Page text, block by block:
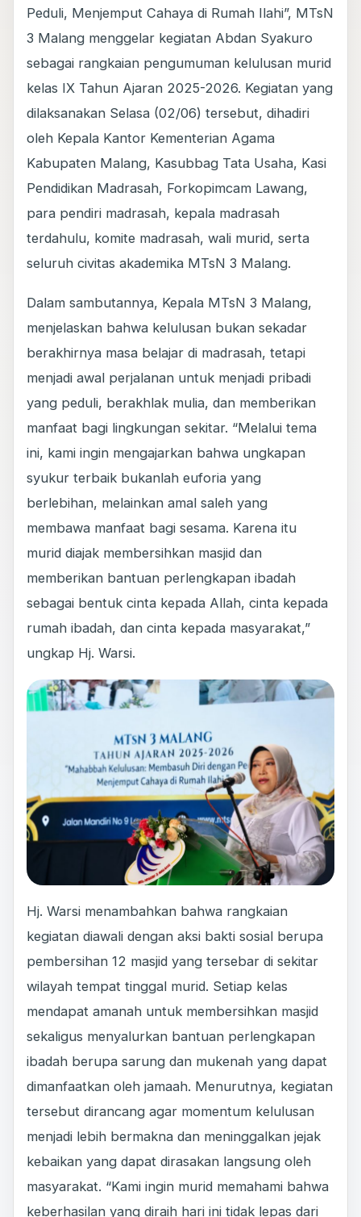
Peduli, Menjemput Cahaya di Rumah Ilahi”, MTsN
3 Malang menggelar kegiatan Abdan Syakuro
sebagai rangkaian pengumuman kelulusan murid
kelas IX Tahun Ajaran 2025-2026. Kegiatan yang
dilaksanakan Selasa (02/06) tersebut, dihadiri
oleh Kepala Kantor Kementerian Agama
Kabupaten Malang, Kasubbag Tata Usaha, Kasi
Pendidikan Madrasah, Forkopimcam Lawang,
para pendiri madrasah, kepala madrasah
terdahulu, komite madrasah, wali murid, serta
seluruh civitas akademika MTsN 3 Malang.
Dalam sambutannya, Kepala MTsN 3 Malang,
menjelaskan bahwa kelulusan bukan sekadar
berakhirnya masa belajar di madrasah, tetapi
menjadi awal perjalanan untuk menjadi pribadi
yang peduli, berakhlak mulia, dan memberikan
manfaat bagi lingkungan sekitar. “Melalui tema
ini, kami ingin mengajarkan bahwa ungkapan
syukur terbaik bukanlah euforia yang
berlebihan, melainkan amal saleh yang
membawa manfaat bagi sesama. Karena itu
murid diajak membersihkan masjid dan
memberikan bantuan perlengkapan ibadah
sebagai bentuk cinta kepada Allah, cinta kepada
rumah ibadah, dan cinta kepada masyarakat,”
ungkap Hj. Warsi.
Hj. Warsi menambahkan bahwa rangkaian
kegiatan diawali dengan aksi bakti sosial berupa
pembersihan 12 masjid yang tersebar di sekitar
wilayah tempat tinggal murid. Setiap kelas
mendapat amanah untuk membersihkan masjid
sekaligus menyalurkan bantuan perlengkapan
ibadah berupa sarung dan mukenah yang dapat
dimanfaatkan oleh jamaah. Menurutnya, kegiatan
tersebut dirancang agar momentum kelulusan
menjadi lebih bermakna dan meninggalkan jejak
kebaikan yang dapat dirasakan langsung oleh
masyarakat. “Kami ingin murid memahami bahwa
keberhasilan yang diraih hari ini tidak lepas dari